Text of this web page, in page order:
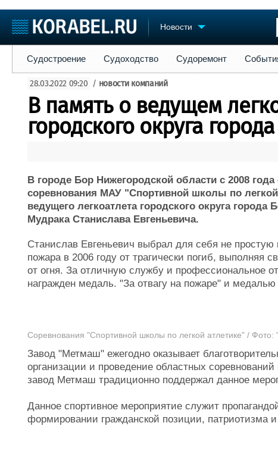
Новости
Судостроение
Пульс
Новости
Репутация
Журнал
Реклама
Торговая площадка
Доска объявлений
Продажа флота
Оборудование
Изделия
Личности
Судостроение Судоходство Судоремонт
28.03.2022 09:20 / новости компаний
В память о ведущем
городского округа
В городе Бор Нижегородской области с 2008
соревнования МАУ "Спортивной школы по
ведущего легкоатлета городского округа
Мудрака Станислава Евгеньевича.
Станислав Евгеньевич выбрал для себя не
пожара в 2006 году от трагически погиб, выполняя
от огня. За отличную службу и профессиональное
награжден медаль. "За отвагу на пожаре" и
Соревнования "Спортивной школы по легкой атлетике" /
Завод "Метмаш" ежегодно оказывает
организации и проведение областных соревнований
завод Метмаш традиционно поддержал данное
Данное спортивное мероприятие служит
формировании гражданской позиции, патриотизма